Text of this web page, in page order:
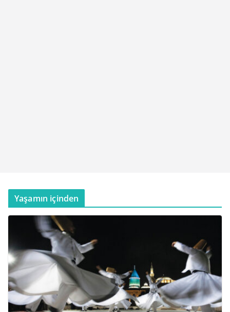
Yaşamın içinden